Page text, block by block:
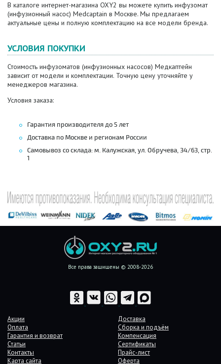
В каталоге интернет-магазина OXY2 вы можете купить инфузомат
(инфузионный насос) Medcaptain в Москве. Мы предлагаем
актуальные цены и полную комплектацию на все модели бренда.
УСЛОВИЯ ПОКУПКИ
Стоимость инфузоматов (инфузионных насосов) Медкаптейн
зависит от модели и комплектации. Точную цену уточняйте у
менеджеров магазина.
Условия заказа:
Гарантия производителя до 5 лет
Доставка по Москве и регионам России
Самовывоз со склада: м. Калужская, ул. Обручева, 34/63, стр.
1
Все права защищены © 2008-2026
Акции
Доставка
Оплата
Сборка и подъём
Гарантия и возврат
Компенсация
Статьи
Сертификаты
Контакты
Прайс-лист
Карта сайта
Оферта